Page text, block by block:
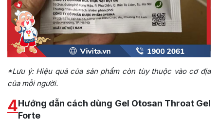
*Lưu ý: Hiệu quả của sản phẩm còn tùy thuộc vào cơ địa
của mỗi người.
4Hướng dẫn cách dùng Gel Otosan Throat Gel
Forte